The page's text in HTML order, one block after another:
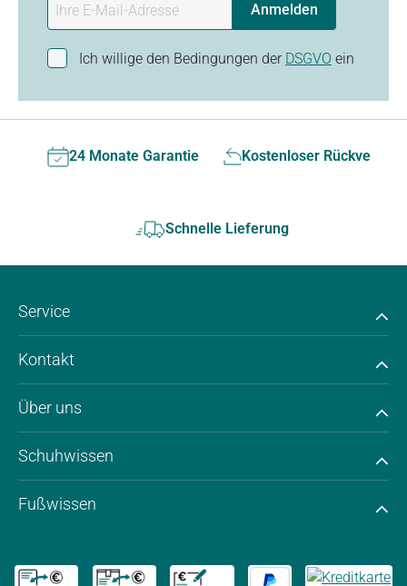
Anmelden
Ich willige den Bedingungen der DSGVO ein
24 Monate Garantie Kostenloser Rückversand
Schnelle Lieferung
Service
Kontakt
Über uns
Schuhwissen
Fußwissen